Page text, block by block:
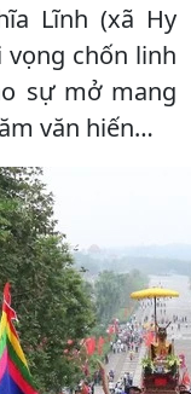
Lĩnh (xã Hy
vọng chốn linh
sự mở mang
văn hiến…